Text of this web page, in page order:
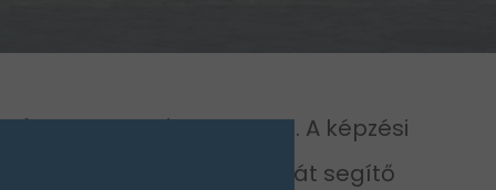
Fiatal Tehetség Program. A képzési
megvalósítását segítő